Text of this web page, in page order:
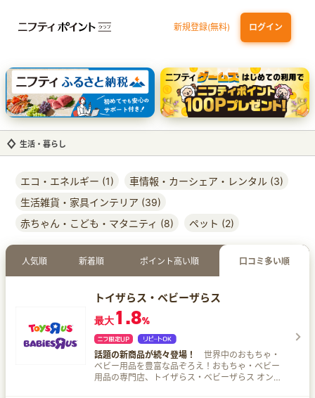
新規登録(無料) ログイン
dカード 九州カードNEXT JCB ORIGINAL SERIES：JCBカード S
三井住友カード ゴールド（NL）（家族カード発行）
【実質初月無料】DMM | Disney+(ディズニープラス) セットプラン
生活・暮らし
エコ・エネルギー (1)
車情報・カーシェア・レンタル (3)
生活雑貨・家具インテリア (39)
赤ちゃん・こども・マタニティ (8)
ペット (2)
人気順 新着順 ポイント高い順 口コミ多い順
トイザらス・ベビーザらス
最大1.8%
話題の新商品が続々登場！
世界中のおもちゃ・
ベビー用品を豊富な品ぞろえ！おもちゃ・ベビー
用品の専門店、トイザらス・ベビーザらス オンラ